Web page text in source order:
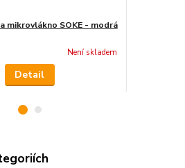
mikrovlákno SOKE - modrá
Není skladem
Detail